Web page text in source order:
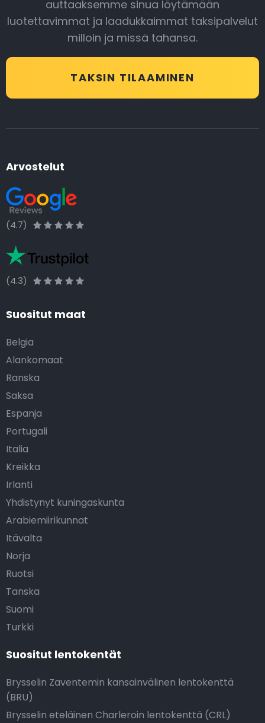
auttaaksemme sinua löytämään
luotettavimmat ja laadukkaimmat taksipalvelut
milloin ja missä tahansa.
TAKSIN TILAAMINEN
Arvostelut
(4.7)
(4.3)
Suositut maat
Belgia
Alankomaat
Ranska
Saksa
Espanja
Portugali
Italia
Kreikka
Irlanti
Yhdistynyt kuningaskunta
Arabiemiirikunnat
Itävalta
Norja
Ruotsi
Tanska
Suomi
Turkki
Suositut lentokentät
Brysselin Zaventemin kansainvälinen lentokenttä
(BRU)
Brysselin eteläinen Charleroin lentokenttä (CRL)